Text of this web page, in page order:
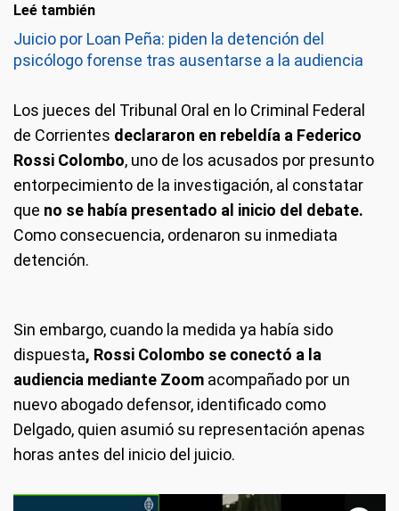
Leé también
Juicio por Loan Peña: piden la detención del
psicólogo forense tras ausentarse a la audiencia
Los jueces del Tribunal Oral en lo Criminal Federal
de Corrientes declararon en rebeldía a Federico
Rossi Colombo, uno de los acusados por presunto
entorpecimiento de la investigación, al constatar
que no se había presentado al inicio del debate.
Como consecuencia, ordenaron su inmediata
detención.
Sin embargo, cuando la medida ya había sido
dispuesta, Rossi Colombo se conectó a la
audiencia mediante Zoom acompañado por un
nuevo abogado defensor, identificado como
Delgado, quien asumió su representación apenas
horas antes del inicio del juicio.